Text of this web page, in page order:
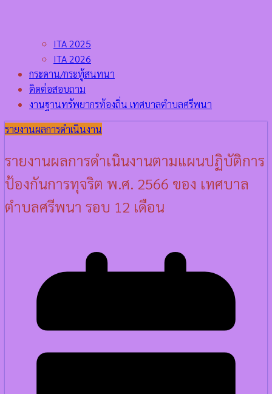
ITA 2025
ITA 2026
กระดาน/กระทู้สนทนา
ติดต่อสอบถาม
งานฐานทรัพยากรท้องถิ่น เทศบาลตำบลศรีพนา
รายงานผลการดำเนินงาน
รายงานผลการดำเนินงานตามแผนปฏิบัติการ
ป้องกันการทุจริต พ.ศ. 2566 ของ เทศบาล
ตำบลศรีพนา รอบ 12 เดือน